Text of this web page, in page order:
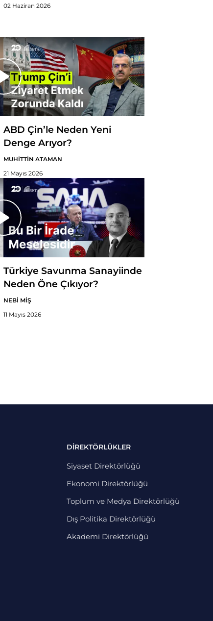
02 Haziran 2026
ABD Çin’le Neden Yeni
Denge Arıyor?
MUHİTTİN ATAMAN
21 Mayıs 2026
Türkiye Savunma Sanayiinde
Neden Öne Çıkıyor?
NEBİ MİŞ
11 Mayıs 2026
DİREKTÖRLÜKLER
Siyaset Direktörlüğü
Ekonomi Direktörlüğü
Toplum ve Medya Direktörlüğü
Dış Politika Direktörlüğü
Akademi Direktörlüğü